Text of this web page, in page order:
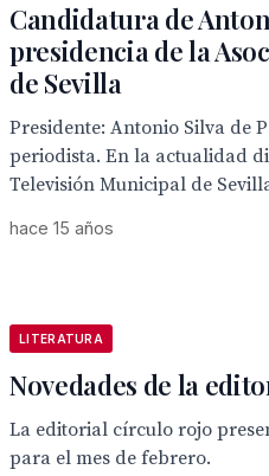
Candidatura de
presidencia de la
de Sevilla
Presidente: Antonio Silva de
periodista. En la actualidad
Televisión Municipal de
hace 15 años
LITERATURA
Novedades de la
La editorial círculo rojo
para el mes de febrero.